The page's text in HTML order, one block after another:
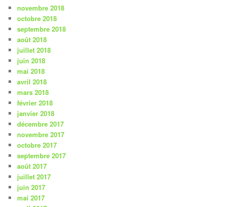
novembre 2018
octobre 2018
septembre 2018
août 2018
juillet 2018
juin 2018
mai 2018
avril 2018
mars 2018
février 2018
janvier 2018
décembre 2017
novembre 2017
octobre 2017
septembre 2017
août 2017
juillet 2017
juin 2017
mai 2017